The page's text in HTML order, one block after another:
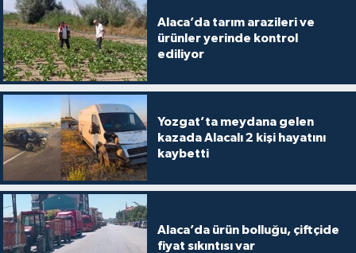
Alaca’da tarım arazileri ve
ürünler yerinde kontrol
ediliyor
Yozgat’ta meydana gelen
kazada Alacalı 2 kişi hayatını
kaybetti
Alaca’da ürün bolluğu, çiftçide
fiyat sıkıntısı var